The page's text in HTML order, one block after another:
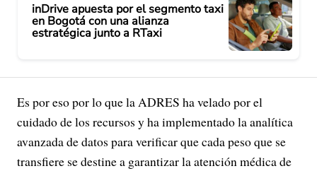
inDrive apuesta por el segmento taxi
en Bogotá con una alianza
estratégica junto a RTaxi
Es por eso por lo que la ADRES ha velado por el
cuidado de los recursos y ha implementado la analítica
avanzada de datos para verificar que cada peso que se
transfiere se destine a garantizar la atención médica de